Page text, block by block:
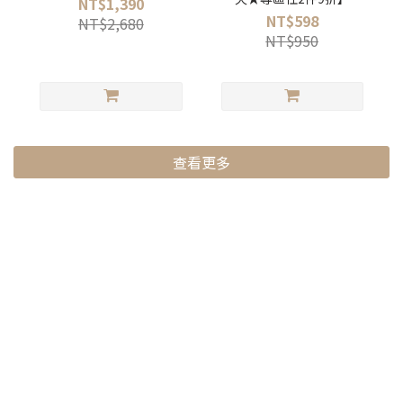
NT$2,680
Noble 經典輕巧隨行刮鬍
刀PLUS (贈送收納皮套)
NT$598
NT$950
查看更多